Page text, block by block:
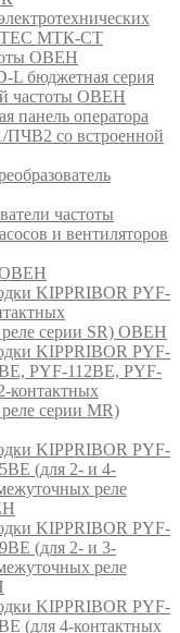
МТК-СТ
ОВЕН
L бюджетная серия
частоты ОВЕН
панель оператора
со встроенной
частоты
и вентиляторов
ОВЕН
KIPPRIBOR PYF-
серии SR) ОВЕН
KIPPRIBOR PYF-
PYF-112BE, PYF-
контактных
серии MR)
KIPPRIBOR PYF-
(для 2- и 4-
реле
KIPPRIBOR PYF-
(для 2- и 3-
реле
KIPPRIBOR PYF-
(для 4-контактных